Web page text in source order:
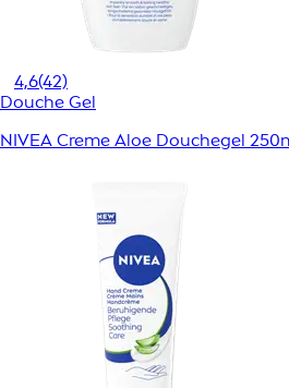
4,6(42)
Douche Gel
NIVEA Creme Aloe Douchegel